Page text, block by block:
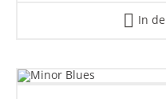
In